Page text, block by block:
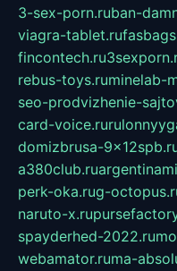
3-sex-porn.ruban-
viagra-tablet.ru
fincontech.ru
rebus-toys.ruminelab-
seo-prodvizhenie-
card-voice.ru
domizbrusa-
a380club.ru
perk-oka.rug-
naruto-x.ru
spayderhed-2022.ru
webamator.ruma-